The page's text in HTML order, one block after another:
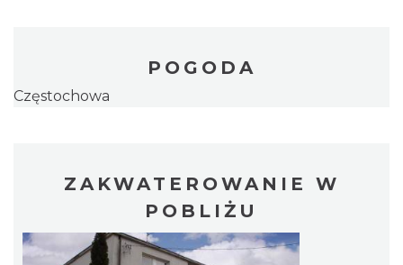
POGODA
Częstochowa
ZAKWATEROWANIE W
POBLIŻU